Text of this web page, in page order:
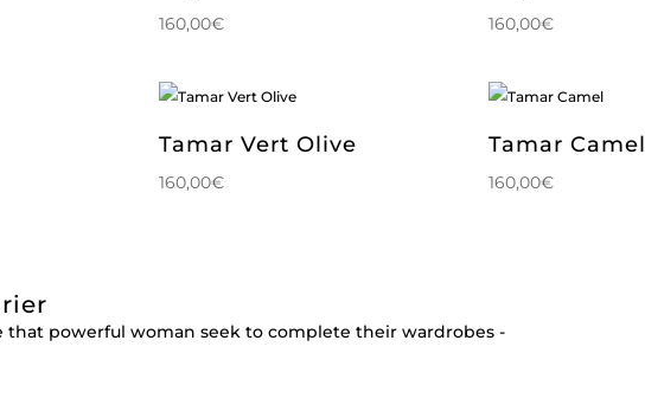
160,00€ 160,00€
Tamar Vert Olive
160,00€
Tamar Camel
160,00€
that powerful woman seek to complete their wardrobes -